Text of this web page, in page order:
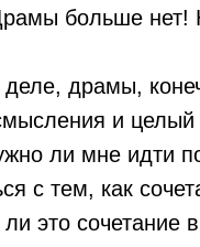
больше нет!
драмы,
и
ли мне идти
с тем, как
это сочетание